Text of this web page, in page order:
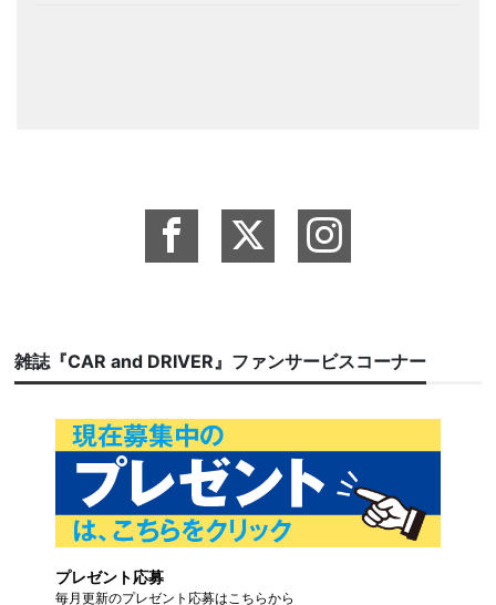
雑誌『CAR and DRIVER』ファンサービスコーナー
プレゼント応募
毎月更新のプレゼント応募はこちらから